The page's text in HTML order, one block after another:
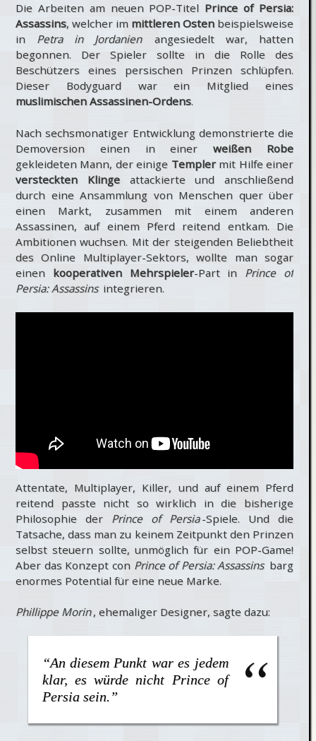
Die Arbeiten am neuen POP-Titel Prince of Persia:
Assassins, welcher im mittleren Ostenbeispielsweise
in Petra in Jordanien
angesiedelt war, hatten
begonnen. Der Spieler sollte in die Rolle des
Beschützers eines persischen Prinzen schlüpfen.
Dieser Bodyguard war ein Mitglied eines
muslimischen Assassinen-Ordens.
Nach sechsmonatiger Entwicklung demonstrierte die
Demoversion einen in einerweißen Robe
gekleideten Mann, der einige Templermit Hilfe einer
versteckten Klingeattackierte und anschließend
durch eine Ansammlung von Menschen quer über
einen Markt, zusammen mit einem anderen
Assassinen, auf einem Pferd reitend entkam. Die
Ambitionen wuchsen. Mit der steigenden Beliebtheit
des Online Multiplayer-Sektors, wollte man sogar
einen kooperativen Mehrspieler-Part in Prince of
Persia: Assassins integrieren.
Attentate, Multiplayer, Killer, und auf einem Pferd
reitend passte nicht so wirklich in die bisherige
Philosophie der Prince of Persia -Spiele. Und die
Tatsache, dass man zu keinem Zeitpunkt den Prinzen
selbst steuern sollte, unmöglich für ein POP-Game!
Aber das Konzept con Prince of Persia: Assassins barg
enormes Potential für eine neue Marke.
Phillippe Morin , ehemaliger Designer, sagte dazu:
“An diesem Punkt war es jedem
klar, es würde nicht Prince of
Persia sein.”